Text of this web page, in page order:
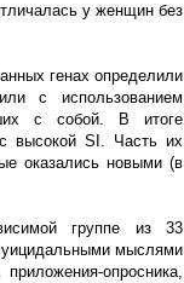
у женщин без
генах определили
с использованием
с собой. В итоге
с высокой SI. Часть их
оказались новыми (в
группе из 33
мыслями
опросника,